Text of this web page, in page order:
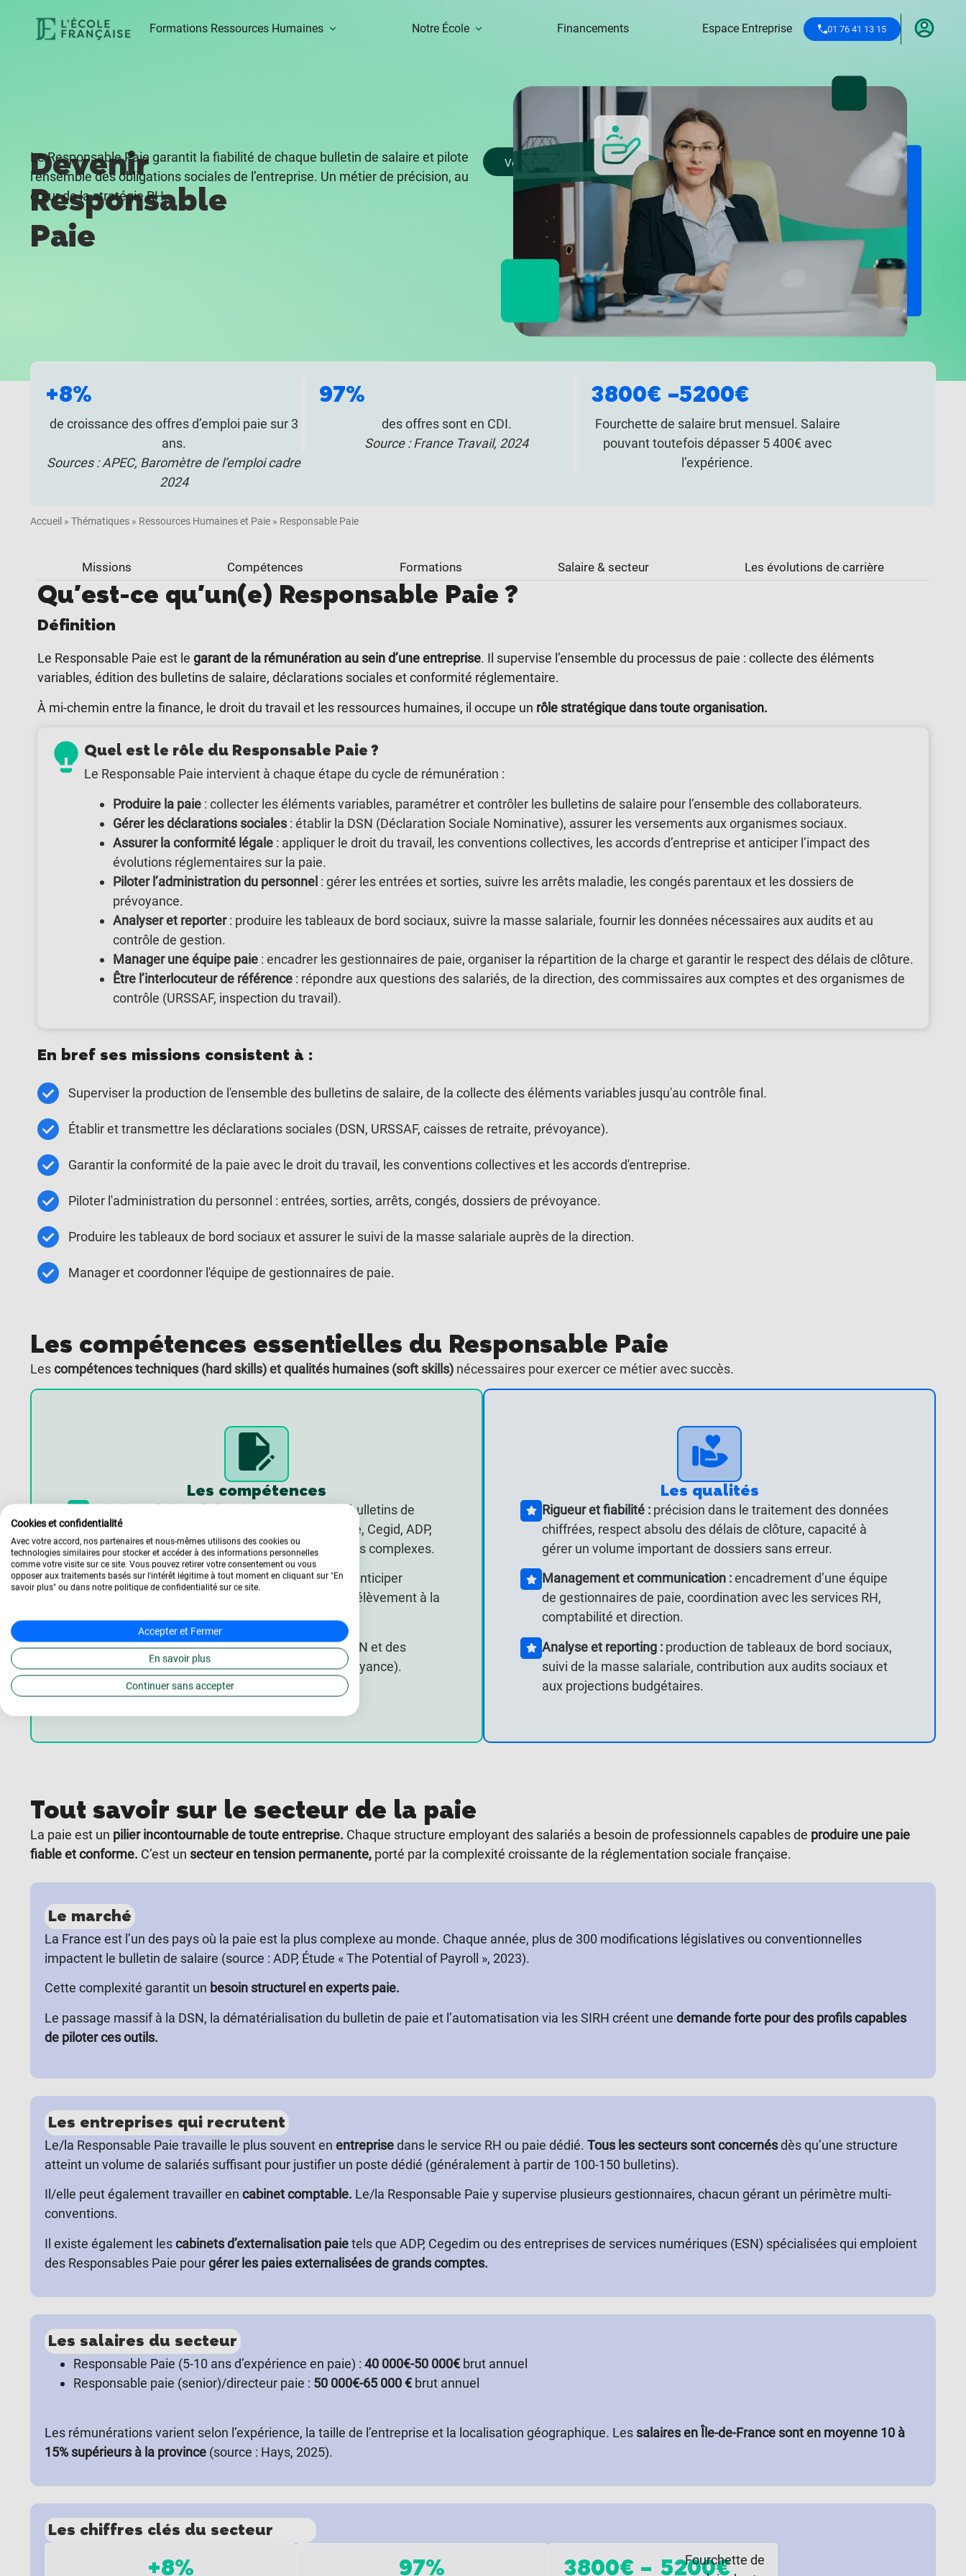
Formations Ressources Humaines Notre École Financements Espace Entreprise 01 76 41 13 15
Devenir
Responsable
Paie
Le Responsable Paie garantit la fiabilité de chaque bulletin de salaire et pilote
l’ensemble des obligations sociales de l’entreprise. Un métier de précision, au
cœur de la stratégie RH.
Voir la fiche Formation Je me forme
+8%
de croissance des offres d’emploi paie sur 3
ans.
Sources : APEC, Baromètre de l’emploi cadre
2024
97%
des offres sont en CDI.
Source : France Travail, 2024
3800€ –5200€
Fourchette de salaire brut mensuel. Salaire
pouvant toutefois dépasser 5 400€ avec
l’expérience.
Accueil » Thématiques » Ressources Humaines et Paie » Responsable Paie
Missions Compétences Formations Salaire & secteur Les évolutions de carrière
Qu'est-ce qu'un(e) Responsable Paie ?
Définition
Le Responsable Paie est le garant de la rémunération au sein d’une entreprise. Il supervise l’ensemble du processus de paie : collecte des éléments
variables, édition des bulletins de salaire, déclarations sociales et conformité réglementaire.
À mi-chemin entre la finance, le droit du travail et les ressources humaines, il occupe un rôle stratégique dans toute organisation.
Quel est le rôle du Responsable Paie ?
Le Responsable Paie intervient à chaque étape du cycle de rémunération :
Produire la paie : collecter les éléments variables, paramétrer et contrôler les bulletins de salaire pour l’ensemble des collaborateurs.
Gérer les déclarations sociales : établir la DSN (Déclaration Sociale Nominative), assurer les versements aux organismes sociaux.
Assurer la conformité légale : appliquer le droit du travail, les conventions collectives, les accords d’entreprise et anticiper l’impact des
évolutions réglementaires sur la paie.
Piloter l’administration du personnel : gérer les entrées et sorties, suivre les arrêts maladie, les congés parentaux et les dossiers de
prévoyance.
Analyser et reporter: produire les tableaux de bord sociaux, suivre la masse salariale, fournir les données nécessaires aux audits et au
contrôle de gestion.
Manager une équipe paie : encadrer les gestionnaires de paie, organiser la répartition de la charge et garantir le respect des délais de clôture.
Être l’interlocuteur de référence : répondre aux questions des salariés, de la direction, des commissaires aux comptes et des organismes de
contrôle (URSSAF, inspection du travail).
En bref ses missions consistent à :
Superviser la production de l'ensemble des bulletins de salaire, de la collecte des éléments variables jusqu'au contrôle final.
Établir et transmettre les déclarations sociales (DSN, URSSAF, caisses de retraite, prévoyance).
Garantir la conformité de la paie avec le droit du travail, les conventions collectives et les accords d'entreprise.
Piloter l'administration du personnel : entrées, sorties, arrêts, congés, dossiers de prévoyance.
Produire les tableaux de bord sociaux et assurer le suivi de la masse salariale auprès de la direction.
Manager et coordonner l'équipe de gestionnaires de paie.
Les compétences essentielles du Responsable Paie
Lescompétences techniques (hard skills) et qualités humaines (soft skills) nécessaires pour exercer ce métier avec succès.
Les compétences
roduction des bulletins de
salaire, paramétrage des logiciels de paie (Sage, Cegid, ADP,
Silae), gestion des éléments variables et des cas complexes.
Droit social et veille réglementaire :capacité à anticiper
l’impact des réformes (cotisations, plafonds, prélèvement à la
source) sur le processus de paie.
Déclarations sociales et DSN :maîtrise de la DSN et des
déclarations associées (URSSAF, retraite, prévoyance).
Les qualités
Rigueur et fiabilité : précision dans le traitement des données
chiffrées, respect absolu des délais de clôture, capacité à
gérer un volume important de dossiers sans erreur.
Management et communication :encadrement d’une équipe
de gestionnaires de paie, coordination avec les services RH,
comptabilité et direction.
Analyse et reporting : production de tableaux de bord sociaux,
suivi de la masse salariale, contribution aux audits sociaux et
aux projections budgétaires.
Tout savoir sur le secteur de la paie
La paie est un pilier incontournable de toute entreprise. Chaque structure employant des salariés a besoin de professionnels capables de produire une paie
fiable et conforme. C’est un secteur en tension permanente, porté par la complexité croissante de la réglementation sociale française.
Le marché
La France est l’un des pays où la paie est la plus complexe au monde. Chaque année, plus de 300 modifications législatives ou conventionnelles
impactent le bulletin de salaire (source : ADP, Étude « The Potential of Payroll », 2023).
Cette complexité garantit un besoin structurel en experts paie.
Le passage massif à la DSN, la dématérialisation du bulletin de paie et l’automatisation via les SIRH créent une demande forte pour des profils capables
de piloter ces outils.
Les entreprises qui recrutent
Le/la Responsable Paie travaille le plus souvent en entreprisedans le service RH ou paie dédié. Tous les secteurs sont concernésdès qu’une structure
atteint un volume de salariés suffisant pour justifier un poste dédié (généralement à partir de 100-150 bulletins).
Il/elle peut également travailler en cabinet comptable. Le/la Responsable Paie y supervise plusieurs gestionnaires, chacun gérant un périmètre multi-
conventions.
Il existe également lescabinetsd’externalisation paietels que ADP, Cegedim ou des entreprises de services numériques (ESN) spécialisées qui emploient
des Responsables Paie pourgérer les paies externalisées de grands comptes.
Les salaires du secteur
Responsable Paie (5-10 ans d’expérience en paie) : 40 000€-50 000€ brut annuel
Responsable paie (senior)/directeur paie : 50 000€-65 000 € brut annuel
Les rémunérations varient selon l’expérience, la taille de l’entreprise et la localisation géographique. Les salaires en Île-de-France sont en moyenne 10 à
15% supérieurs à la province (source : Hays, 2025).
Les chiffres clés du secteur
+8% 97% 3800€ – 5200€
Fourchette de
Cookies et confidentialité
Avec votre accord, nos partenaires et nous-mêmes utilisons des cookies ou
technologies similaires pour stocker et accéder à des informations personnelles
comme votre visite sur ce site. Vous pouvez retirer votre consentement ou vous
opposer aux traitements basés sur l'intérêt légitime à tout moment en cliquant sur "En
savoir plus" ou dans notre politique de confidentialité sur ce site.
Accepter et Fermer
En savoir plus
Continuer sans accepter